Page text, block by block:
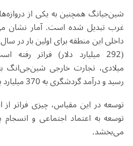
شین‌جیانگ همچنین به یکی از
غرب تبدیل شده است. آمار نشان
داخلی این منطقه برای اولین بار در
(
292میلیارد دلار) فراتر رفته
میلادی، تجارت خارجی شین‌جیانگ
رسید و درآمد گردشگری به370
توسعه در این مقیاس، چیزی فراتر
توسعه به اعتماد اجتماعی و انسجام
می‌بخشد.